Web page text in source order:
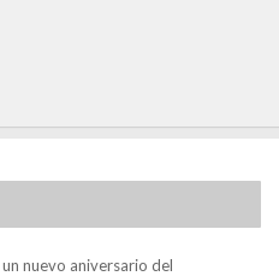
nuevo aniversario del